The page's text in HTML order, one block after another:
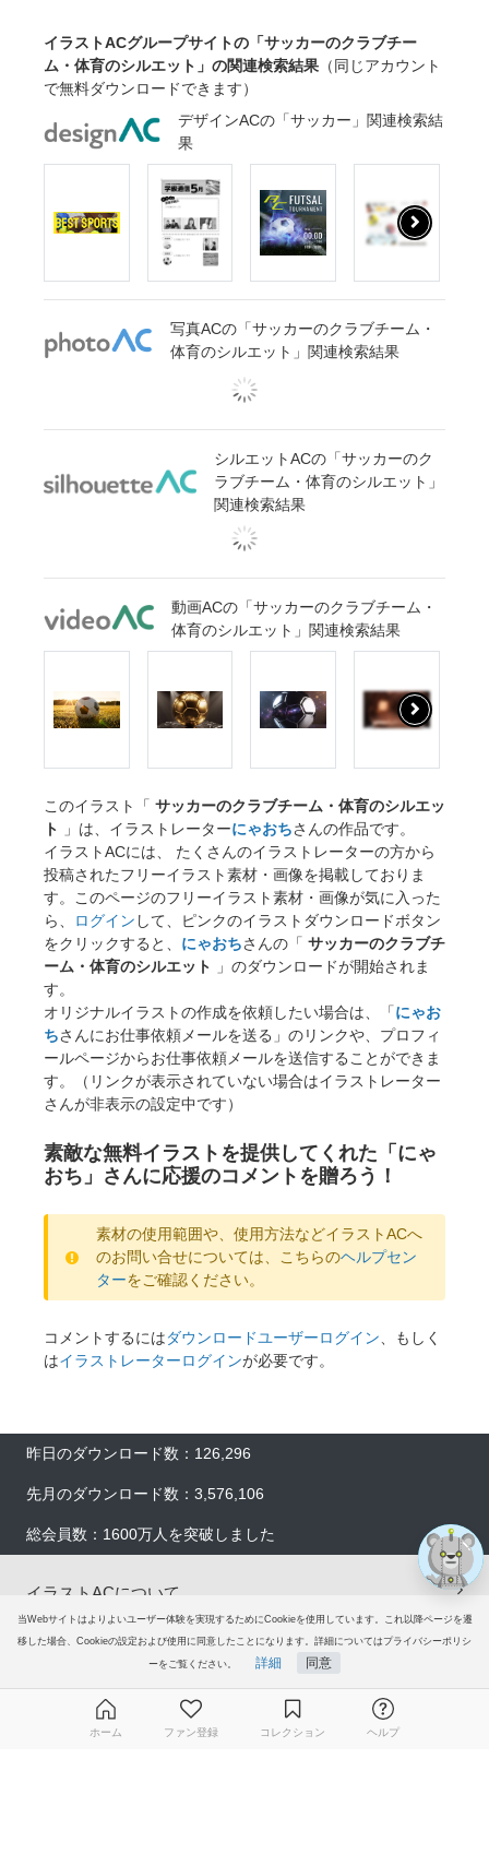
当Webサイトはよりよいユーザー体験を実現するためにCookieを使用しています。これ以降ページを遷
移した場合、Cookieの設定および使用に同意したことになります。詳細についてはプライバシーポリシ
ーをご覧ください。 詳細 同意
イラストACグループサイトの「サッカーのクラブチー
ム・体育のシルエット」の関連検索結果 （同じアカウント
で無料ダウンロードできます）
デザインACの「サッカー」関連検索結
果
写真ACの「サッカーのクラブチーム・
体育のシルエット」関連検索結果
シルエットACの「サッカーのク
ラブチーム・体育のシルエット」
関連検索結果
動画ACの「サッカーのクラブチーム・
体育のシルエット」関連検索結果
このイラスト「 サッカーのクラブチーム・体育のシルエッ
ト
」は、イラストレーターにゃおちさんの作品です。
イラストACには、 たくさんのイラストレーターの方から
投稿されたフリーイラスト素材・画像を掲載しておりま
す。このページのフリーイラスト素材・画像が気に入った
ら、
ログイン して、ピンクのイラストダウンロードボタン
をクリックすると、 にゃおちさんの「 サッカーのクラブチ
ーム・体育のシルエット
」のダウンロードが開始されま
す。
オリジナルイラストの作成を依頼したい場合は、「にゃお
ちさんにお仕事依頼メールを送る」のリンクや、プロフィ
ールページからお仕事依頼メールを送信することができま
す。（リンクが表示されていない場合はイラストレーター
さんが非表示の設定中です）
素敵な無料イラストを提供してくれた「にゃ
おち」さんに応援のコメントを贈ろう！
素材の使用範囲や、使用方法などイラストACへ
のお問い合せについては、こちらのヘルプセン
ターをご確認ください。
コメントするにはダウンロードユーザーログイン 、もしく
はイラストレーターログインが必要です。
昨日のダウンロード数：126,296
先月のダウンロード数：3,576,106
総会員数：1600万人を突破しました
イラストACについて
会員登録
プレミアム会員サービス
ヘルプ＆ガイド
ホーム ファン登録 コレクション ヘルプ